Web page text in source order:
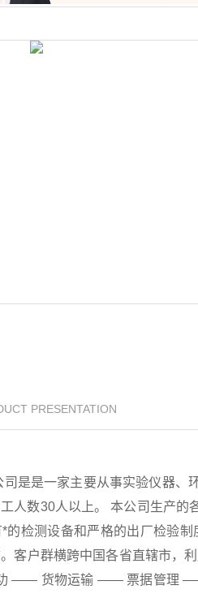
PRESENTATION
司是是一家主要从事实验仪器、
人数30人以上。 本公司生产的
的检测设备和严格的出厂检验
客户群横跨中国各省直辖市，
—— 货物运输 —— 票据管理 ——